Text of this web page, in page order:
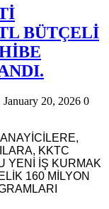
BÜTÇELİ
January 20, 2026 0
KKTC
YENİ İŞ KURMAK
160 MİLYON